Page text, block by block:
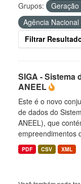
Grupos:
Geração
Agência
Filtrar
SIGA - Sistema
ANEEL
Este é o novo
de dados do
ANEEL), que
empreendimentos
PDF CSV XML